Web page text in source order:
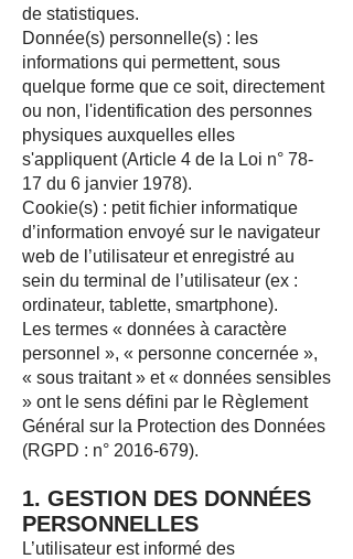
de statistiques.
Donnée(s) personnelle(s) : les
informations qui permettent, sous
quelque forme que ce soit, directement
ou non, l'identification des personnes
physiques auxquelles elles
s'appliquent (Article 4 de la Loi n° 78-
17 du 6 janvier 1978).
Cookie(s) : petit fichier informatique
d’information envoyé sur le navigateur
web de l’utilisateur et enregistré au
sein du terminal de l’utilisateur (ex :
ordinateur, tablette, smartphone).
Les termes « données à caractère
personnel », « personne concernée »,
« sous traitant » et « données sensibles
» ont le sens défini par le Règlement
Général sur la Protection des Données
(RGPD : n° 2016-679).
1. GESTION DES DONNÉES
PERSONNELLES
L’utilisateur est informé des